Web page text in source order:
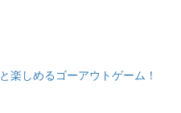
楽しめるゴーアウトゲーム！